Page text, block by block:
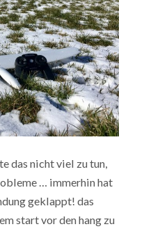
das nicht viel zu tun,
… immerhin hat
geklappt! das
start vor den hang zu